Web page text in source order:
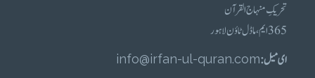
تحریکِ منہاج القرآن
365 ایم، ماڈل ٹاؤن لاہور
ای میل :info@irfan-ul-quran.com